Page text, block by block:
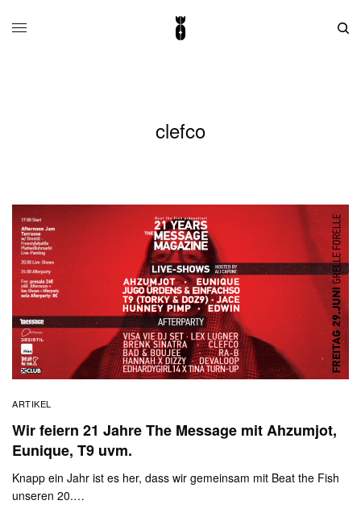
clefco
ARTIKEL
Wir feiern 21 Jahre The Message mit Ahzumjot,
Eunique, T9 uvm.
Knapp ein Jahr ist es her, dass wir gemeinsam mit Beat the Fish
unseren 20.…